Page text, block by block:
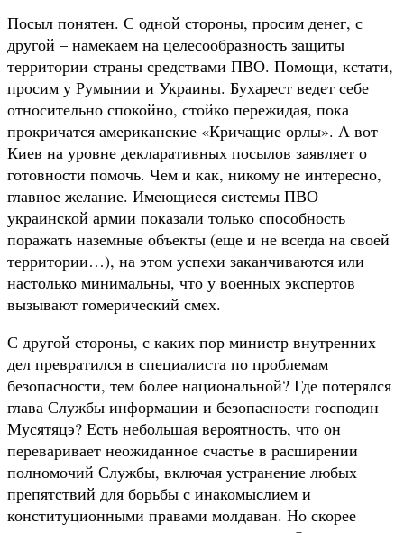
Посыл понятен. С одной стороны, просим денег, с
другой – намекаем на целесообразность защиты
территории страны средствами ПВО. Помощи, кстати,
просим у Румынии и Украины. Бухарест ведет себе
относительно спокойно, стойко пережидая, пока
прокричатся американские «Кричащие орлы». А вот
Киев на уровне декларативных посылов заявляет о
готовности помочь. Чем и как, никому не интересно,
главное желание. Имеющиеся системы ПВО
украинской армии показали только способность
поражать наземные объекты (еще и не всегда на своей
территории…), на этом успехи заканчиваются или
настолько минимальны, что у военных экспертов
вызывают гомерический смех.
С другой стороны, с каких пор министр внутренних
дел превратился в специалиста по проблемам
безопасности, тем более национальной? Где потерялся
глава Службы информации и безопасности господин
Мусятяцэ? Есть небольшая вероятность, что он
переваривает неожиданное счастье в расширении
полномочий Службы, включая устранение любых
препятствий для борьбы с инакомыслием и
конституционными правами молдаван. Но скорее